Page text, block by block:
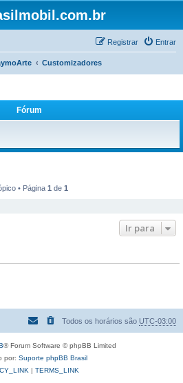
Entrar
Registrar
Customizadores
Fórum
• Página 1 de 1
Ir para
Todos os horários são UTC-03:00
® Forum Software © phpBB Limited
por: Suporte phpBB Brasil
| TERMS_LINK